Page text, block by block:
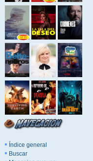
Índice general
Buscar